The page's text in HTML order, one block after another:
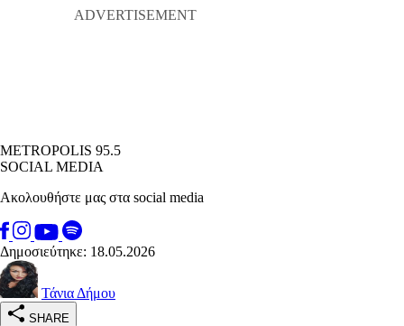
METROPOLIS 95.5
SOCIAL MEDIA
Ακολουθήστε μας στα social media
Δημοσιεύτηκε: 18.05.2026
Τάνια Δήμου
SHARE